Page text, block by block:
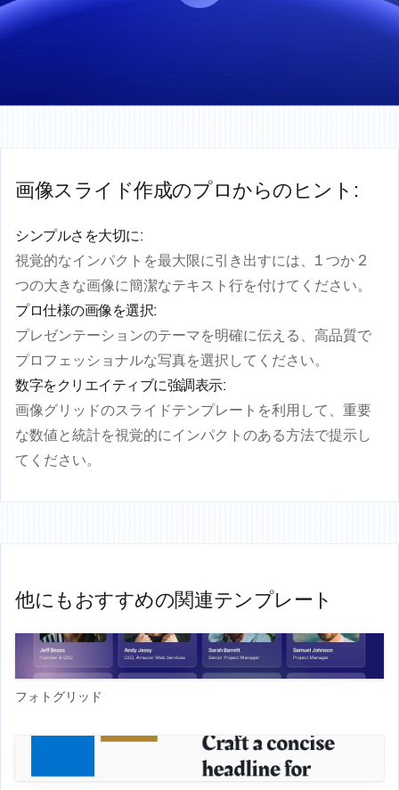
画像スライド作成のプロからのヒント:
シンプルさを大切に:
視覚的なインパクトを最大限に引き出すには、1 つか 2
つの大きな画像に簡潔なテキスト行を付けてください。
プロ仕様の画像を選択:
プレゼンテーションのテーマを明確に伝える、高品質で
プロフェッショナルな写真を選択してください。
数字をクリエイティブに強調表示:
画像グリッドのスライドテンプレートを利用して、重要
な数値と統計を視覚的にインパクトのある方法で提示し
てください。
他にもおすすめの関連テンプレート
フォトグリッド